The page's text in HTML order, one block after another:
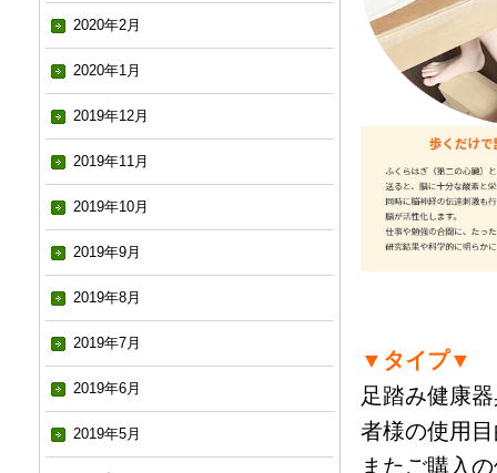
2020年2月
2020年1月
2019年12月
2019年11月
2019年10月
2019年9月
2019年8月
2019年7月
2019年6月
2019年5月
▼タイプ▼
足踏み健康
者様の使用
またご購入